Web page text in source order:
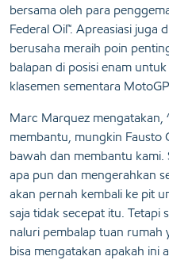
bersama oleh para
Federal Oil™. Apreasiasi juga
berusaha meraih poin
balapan di posisi enam
klasemen sementara
Marc Marquez mengatakan,
membantu, mungkin Fausto
bawah dan membantu kami.
apa pun dan mengerahkan
akan pernah kembali ke pit
saja tidak secepat itu. Tetapi
naluri pembalap tuan rumah
bisa mengatakan apakah ini